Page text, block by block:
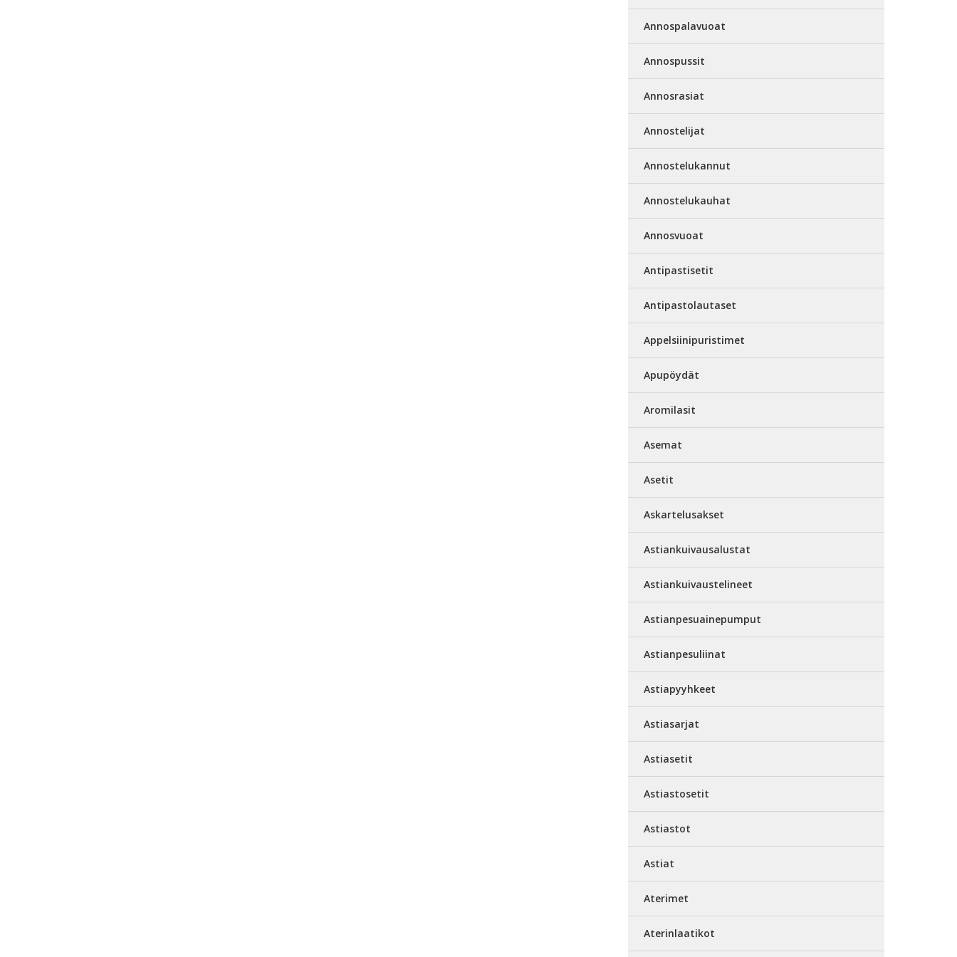
Annospalavuoat
Annospussit
Annosrasiat
Annostelijat
Annostelukannut
Annostelukauhat
Annosvuoat
Antipastisetit
Antipastolautaset
Appelsiinipuristimet
Apupöydät
Aromilasit
Asemat
Asetit
Askartelusakset
Astiankuivausalustat
Astiankuivaustelineet
Astianpesuainepumput
Astianpesuliinat
Astiapyyhkeet
Astiasarjat
Astiasetit
Astiastosetit
Astiastot
Astiat
Aterimet
Aterinlaatikot